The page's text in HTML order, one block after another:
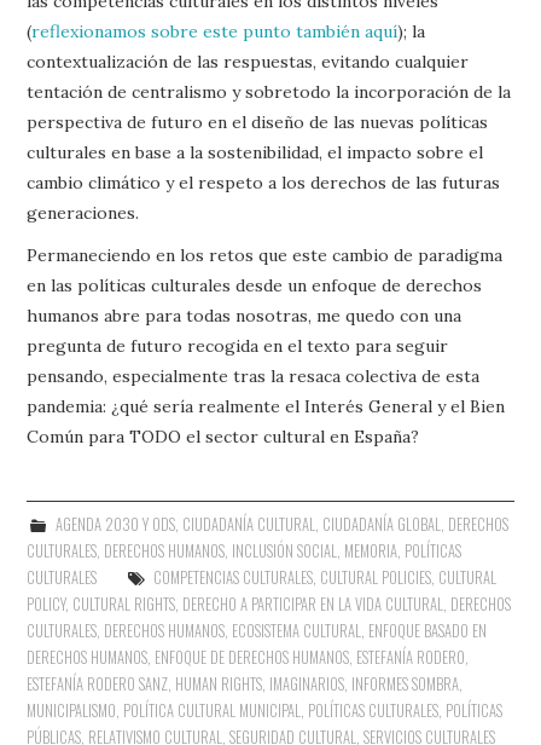
(reflexionamos sobre este punto también aquí); la
contextualización de las respuestas, evitando cualquier
tentación de centralismo y sobretodo la incorporación de la
perspectiva de futuro en el diseño de las nuevas políticas
culturales en base a la sostenibilidad, el impacto sobre el
cambio climático y el respeto a los derechos de las futuras
generaciones.
Permaneciendo en los retos que este cambio de paradigma
en las políticas culturales desde un enfoque de derechos
humanos abre para todas nosotras, me quedo con una
pregunta de futuro recogida en el texto para seguir
pensando, especialmente tras la resaca colectiva de esta
pandemia: ¿qué sería realmente el Interés General y el Bien
Común para TODO el sector cultural en España?
AGENDA 2030 Y ODS, CIUDADANÍA CULTURAL CIUDADANÍA GLOBAL DERECHOS
CULTURALES DERECHOS HUMANOS INCLUSIÓN SOCIAL MEMORIA POLÍTICAS
CULTURALES
COMPETENCIAS CULTURALES, CULTURAL POLICIES, CULTURAL
POLICY, CULTURAL RIGHTS DERECHO A PARTICIPAR EN LA VIDA CULTURAL DERECHOS
CULTURALES DERECHOS HUMANOS ECOSISTEMA CULTURAL ENFOQUE BASADO EN
DERECHOS HUMANOS ENFOQUE DE DERECHOS HUMANOS ESTEFANÍA RODERO
ESTEFANÍA RODERO SANZ HUMAN RIGHTS IMAGINARIOS INFORMES SOMBRA
MUNICIPALISMO POLÍTICA CULTURAL MUNICIPAL POLÍTICAS CULTURALES POLÍTICAS
PÚBLICAS RELATIVISMO CULTURAL ,SEGURIDAD CULTURAL ,SERVICIOS CULTURALES